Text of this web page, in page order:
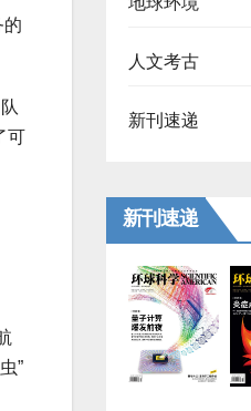
的
可
”
人文考古
新刊速递
新刊速递